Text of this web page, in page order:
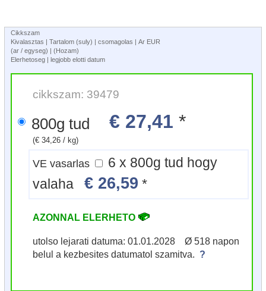
Cikkszam
Kivalasztas | Tartalom (suly) | csomagolas | Ar EUR
(ar / egyseg) | (Hozam)
Elerhetoseg | legjobb elotti datum
cikkszam: 39479
800g tud € 27,41 *
(€ 34,26 / kg)
VE vasarlas
6 x 800g tud hogy
valaha€ 26,59 *
AZONNAL ELERHETO
utolso lejarati datuma: 01.01.2028 Ø 518 napon
belul a kezbesites datumatol szamitva. ?